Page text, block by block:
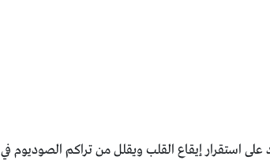
استقرار إيقاع القلب ويقلل من تراكم الصوديوم في